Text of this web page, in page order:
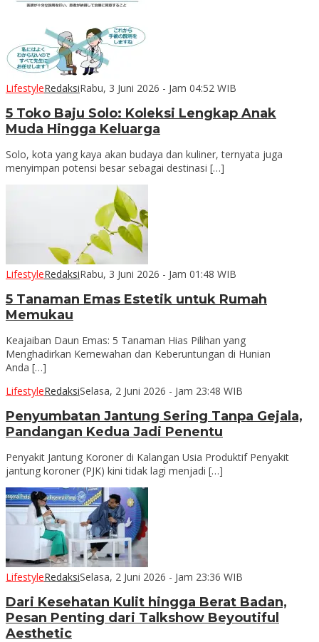
LifestyleRedaksiRabu, 3 Juni 2026 - Jam 04:52 WIB
5 Toko Baju Solo: Koleksi Lengkap Anak
Muda Hingga Keluarga
Solo, kota yang kaya akan budaya dan kuliner, ternyata juga
menyimpan potensi besar sebagai destinasi […]
LifestyleRedaksiRabu, 3 Juni 2026 - Jam 01:48 WIB
5 Tanaman Emas Estetik untuk Rumah
Memukau
Keajaiban Daun Emas: 5 Tanaman Hias Pilihan yang
Menghadirkan Kemewahan dan Keberuntungan di Hunian
Anda […]
LifestyleRedaksiSelasa, 2 Juni 2026 - Jam 23:48 WIB
Penyumbatan Jantung Sering Tanpa Gejala,
Pandangan Kedua Jadi Penentu
Penyakit Jantung Koroner di Kalangan Usia Produktif Penyakit
jantung koroner (PJK) kini tidak lagi menjadi […]
LifestyleRedaksiSelasa, 2 Juni 2026 - Jam 23:36 WIB
Dari Kesehatan Kulit hingga Berat Badan,
Pesan Penting dari Talkshow Beyoutiful
Aesthetic